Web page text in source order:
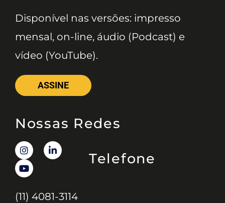
Disponível nas versões: impresso
mensal, on-line, áudio (Podcast) e
vídeo (YouTube).
ASSINE
Nossas Redes
Telefone
(11) 4081-3114